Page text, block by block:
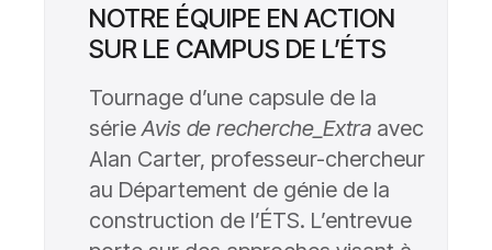
NOTRE ÉQUIPE EN ACTION
SUR LE CAMPUS DE L’ÉTS
Tournage d’une capsule de la
sérieAvis de recherche_Extra avec
Alan Carter, professeur-chercheur
au Département de génie de la
construction de l’ÉTS. L’entrevue